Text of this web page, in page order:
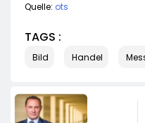
Quelle: ots
TAGS :
Bild Handel